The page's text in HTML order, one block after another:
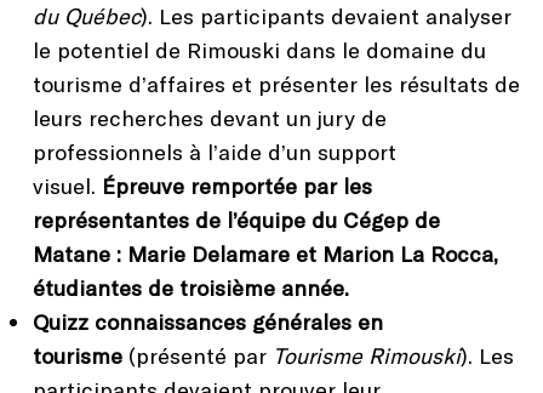
du Québec). Les participants devaient analyser
le potentiel de Rimouski dans le domaine du
tourisme d’affaires et présenter les résultats de
leurs recherches devant un jury de
professionnels à l’aide d’un support
visuel. Épreuve remportée par les
représentantes de l’équipe du Cégep de
Matane : Marie Delamare et Marion La Rocca,
étudiantes de troisième année.
Quizz connaissances générales en
tourisme (présenté par Tourisme Rimouski). Les